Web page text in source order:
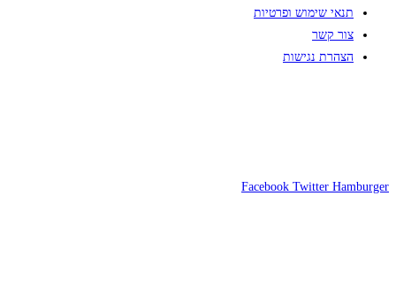
תנאי שימוש ופרטיות
צור קשר
הצהרת נגישות
Facebook Twitter Hamburger